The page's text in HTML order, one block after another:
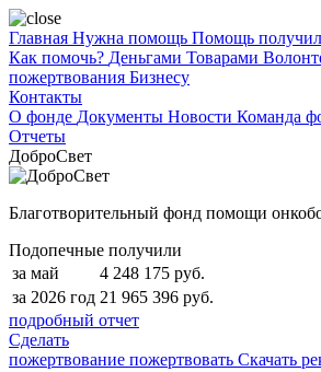
Главная Нужна помощь Помощь
Как помочь? Деньгами Товарами
пожертвования Бизнесу
Контакты
О фонде Документы Новости Команда
Отчеты
ДоброСвет
Благотворительный фонд помощи
Подопечные получили
за май
4 248 175 руб.
за 2026 год 21 965 396 руб.
подробный отчет
Сделать
пожертвование пожертвовать Скачать